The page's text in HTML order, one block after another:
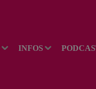
INFOS